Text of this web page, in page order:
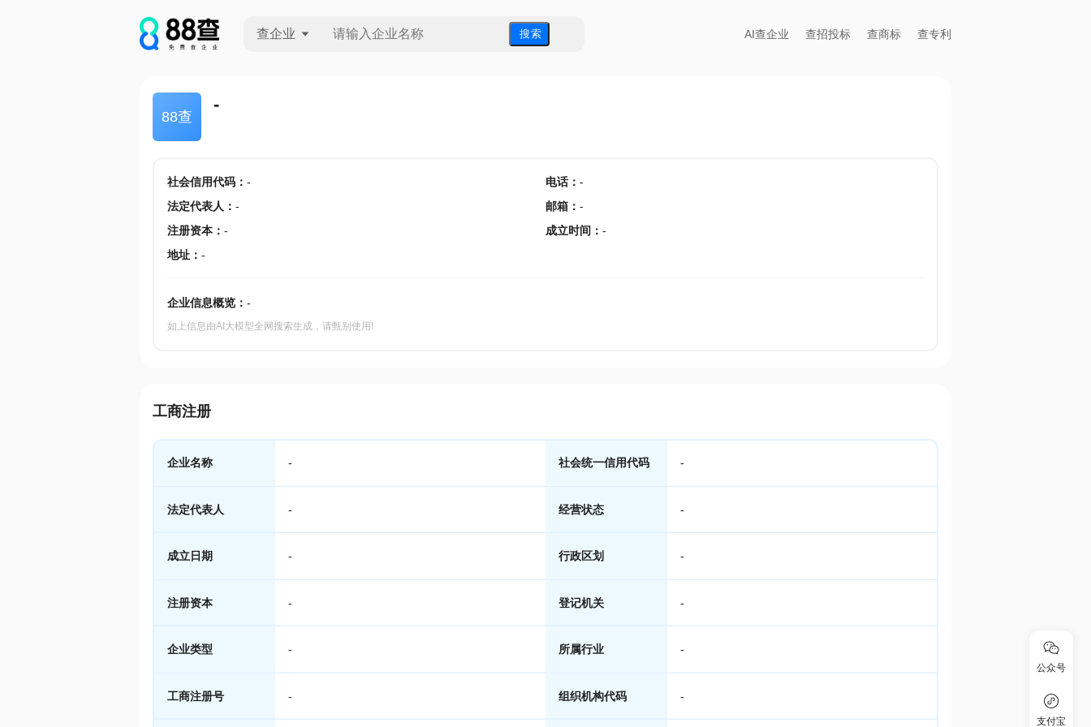
查企业 搜 索 AI查企业 查招投标 查商标 查专利
88查
-
社会信用代码： - 电话： -
法定代表人 ： - 邮箱 ： -
注册资本： - 成立时间 ： -
地址： -
企业信息概览： -
如上信息由AI大模型全网搜索生成，请甄别使用!
工商注册
企业名称 - 社会统一信用代码 -
法定代表人 - 经营状态 -
成立日期 - 行政区划 -
注册资本 - 登记机关 -
企业类型 - 所属行业 -
工商注册号 - 组织机构代码 -
公众号
支付宝